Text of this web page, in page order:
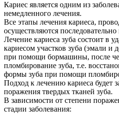
Кариес является одним из
немедленного лечения.
Все этапы лечения кариеса,
осуществляются
Лечение кариеса зуба состоит в
кариесом участков зуба (эмали и
при помощи бормашины, после
пломбирование зуба, т.е.
формы зуба при помощи
Подход к лечению кариеса будет
поражения твердых тканей зуба.
В зависимости от степени
стадии заболевания: